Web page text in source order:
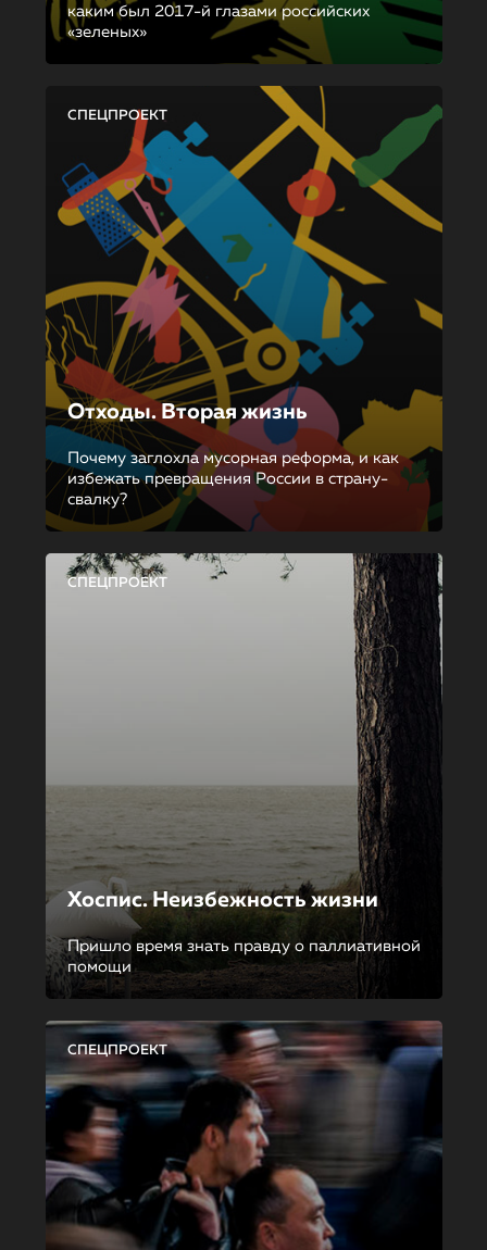
каким был 2017-й глазами российских
«зеленых»
СПЕЦПРОЕКТ
Отходы. Вторая жизнь
Почему заглохла мусорная реформа, и как
избежать превращения России в страну-
свалку?
СПЕЦПРОЕКТ
Хоспис. Неизбежность жизни
Пришло время знать правду о паллиативной
помощи
СПЕЦПРОЕКТ